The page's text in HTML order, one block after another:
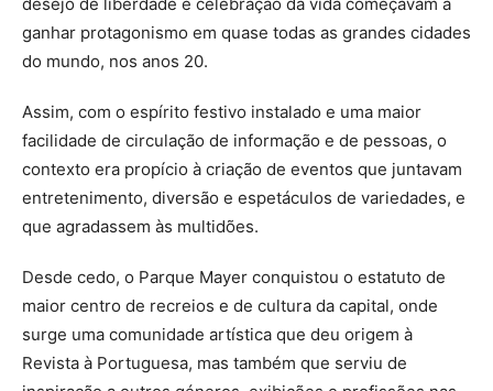
ganhar protagonismo em quase todas as grandes cidades
do mundo, nos anos 20.
Assim, com o espírito festivo instalado e uma maior
facilidade de circulação de informação e de pessoas, o
contexto era propício à criação de eventos que juntavam
entretenimento, diversão e espetáculos de variedades, e
que agradassem às multidões.
Desde cedo, o Parque Mayer conquistou o estatuto de
maior centro de recreios e de cultura da capital, onde
surge uma comunidade artística que deu origem à
Revista à Portuguesa, mas também que serviu de